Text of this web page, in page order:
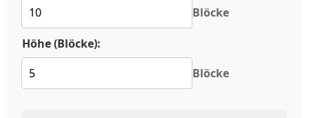
Blöcke
Höhe (Blöcke):
Blöcke